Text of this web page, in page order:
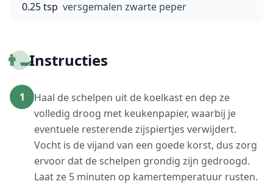
0.25 tsp versgemalen zwarte peper
👨‍🍳Instructies
1
Haal de schelpen uit de koelkast en dep ze
volledig droog met keukenpapier, waarbij je
eventuele resterende zijspiertjes verwijdert.
Vocht is de vijand van een goede korst, dus zorg
ervoor dat de schelpen grondig zijn gedroogd.
Laat ze 5 minuten op kamertemperatuur rusten.